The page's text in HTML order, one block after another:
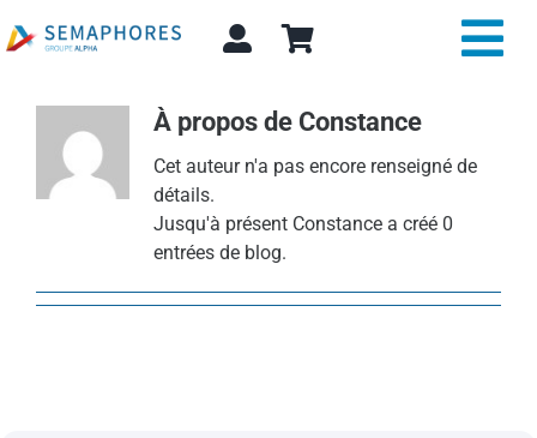
au
Expertise et conseil
Actualité
À propos de Constance
Cet auteur n'a pas encore renseigné de
détails.
Jusqu'à présent Constance a créé 0
entrées de blog.